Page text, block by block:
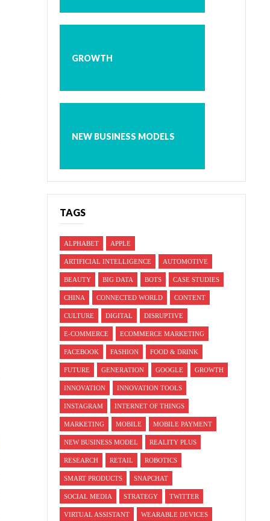
GROWTH
NEW BUSINESS MODELS
TAGS
ALPHABET APPLE
ARTIFICIAL INTELLIGENCE AUTOMOTIVE
BEAUTY BIG DATA BOTS CASE STUDIES
CHINA CONNECTED WORLD CONTENT
CULTURE DIGITAL DISRUPTIVE
E-COMMERCE ECOMMERCE MARKETING
FACEBOOK FASHION FOOD & DRINK
FUTURE GENERATION GOOGLE GROWTH
INNOVATION INNOVATION TOOLS
INSTAGRAM INTERNET OF THINGS
MARKETING MOBILE MOBILE PAYMENT
NEW BUSINESS MODEL REALITY PLUS
RESEARCH RETAIL ROBOTICS
SMART PRODUCTS SNAPCHAT
SOCIAL MEDIA STRATEGY TWITTER
VIRTUAL ASSISTANT WEARABLE DEVICES